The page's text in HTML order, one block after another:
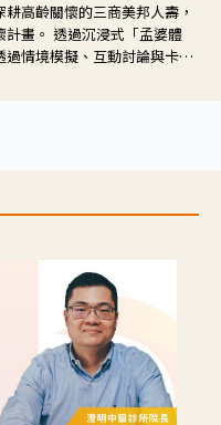
高齡關懷的三商美邦人壽，
「孟婆體
情境模擬、互動討論與卡牌